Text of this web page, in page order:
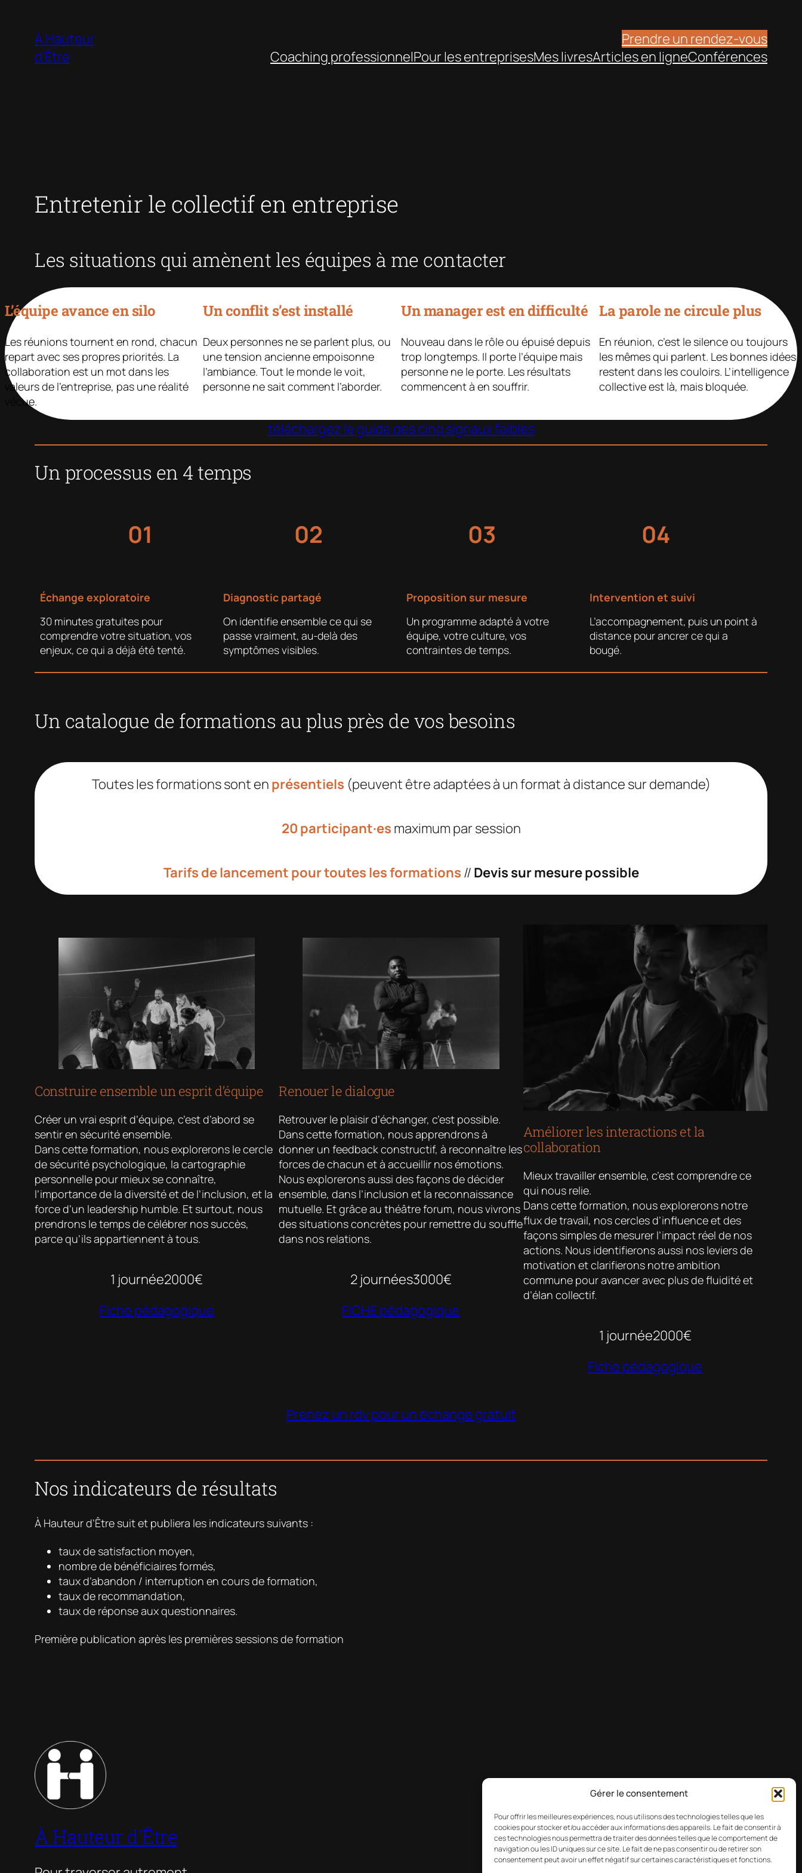
Gérer le consentement
Pour offrir les meilleures expériences, nous utilisons des technologies telles que les
cookies pour stocker et/ou accéder aux informations des appareils. Le fait de consentir à
ces technologies nous permettra de traiter des données telles que le comportement de
navigation ou les ID uniques sur ce site. Le fait de ne pas consentir ou de retirer son
consentement peut avoir un effet négatif sur certaines caractéristiques et fonctions.
contenu
À Hauteur
d'Être
Prendre un rendez-vous
Coaching professionnelPour les entreprisesMes livresArticles en ligneConférences
Entretenir le collectif en entreprise
Les situations qui amènent les équipes à me contacter
L’équipe avance en silo
Les réunions tournent en rond, chacun
repart avec ses propres priorités. La
collaboration est un mot dans les
valeurs de l’entreprise, pas une réalité
vécue.
Un conflit s’est installé
Deux personnes ne se parlent plus, ou
une tension ancienne empoisonne
l’ambiance. Tout le monde le voit,
personne ne sait comment l’aborder.
Un manager est en difficulté
Nouveau dans le rôle ou épuisé depuis
trop longtemps. Il porte l’équipe mais
personne ne le porte. Les résultats
commencent à en souffrir.
La parole ne circule plus
En réunion, c’est le silence ou toujours
les mêmes qui parlent. Les bonnes idées
restent dans les couloirs. L’intelligence
collective est là, mais bloquée.
téléchargez le guide des cinq signaux faibles
Un processus en 4 temps
01 02 03 04
Échange exploratoire Diagnostic partagé Proposition sur mesure
Intervention et suivi
30 minutes gratuites pour
comprendre votre situation, vos
enjeux, ce qui a déjà été tenté.
On identifie ensemble ce qui se
passe vraiment, au-delà des
symptômes visibles.
Un programme adapté à votre
équipe, votre culture, vos
contraintes de temps.
L’accompagnement, puis un point à
distance pour ancrer ce qui a
bougé.
Un catalogue de formations au plus près de vos besoins
Toutes les formations sont en présentiels (peuvent être adaptées à un format à distance sur demande)
20 participant·es maximum par session
Tarifs de lancement pour toutes les formations // Devis sur mesure possible
Construire ensemble un esprit d’équipe
Créer un vrai esprit d’équipe, c’est d’abord se
sentir en sécurité ensemble.
Dans cette formation, nous explorerons le cercle
de sécurité psychologique, la cartographie
personnelle pour mieux se connaître,
l’importance de la diversité et de l’inclusion, et la
force d’un leadership humble. Et surtout, nous
prendrons le temps de célébrer nos succès,
parce qu’ils appartiennent à tous.
1 journée2000€
Fiche pédagogique
Renouer le dialogue
Retrouver le plaisir d’échanger, c’est possible.
Dans cette formation, nous apprendrons à
donner un feedback constructif, à reconnaître les
forces de chacun et à accueillir nos émotions.
Nous explorerons aussi des façons de décider
ensemble, dans l’inclusion et la reconnaissance
mutuelle. Et grâce au théâtre forum, nous vivrons
des situations concrètes pour remettre du souffle
dans nos relations.
2 journées3000€
FICHE pédagogique
Améliorer les interactions et la
collaboration
Mieux travailler ensemble, c’est comprendre ce
qui nous relie.
Dans cette formation, nous explorerons notre
flux de travail, nos cercles d’influence et des
façons simples de mesurer l’impact réel de nos
actions. Nous identifierons aussi nos leviers de
motivation et clarifierons notre ambition
commune pour avancer avec plus de fluidité et
d’élan collectif.
1 journée2000€
Fiche pédagogique
Prenez un rdv pour un échange gratuit
Nos indicateurs de résultats
À Hauteur d’Être suit et publiera les indicateurs suivants :
taux de satisfaction moyen,
nombre de bénéficiaires formés,
taux d’abandon / interruption en cours de formation,
taux de recommandation,
taux de réponse aux questionnaires.
Première publication après les premières sessions de formation
À Hauteur d'Être